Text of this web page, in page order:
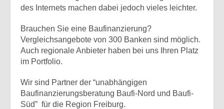
des Internets machen dabei jedoch vieles leichter.
Brauchen Sie eine Baufinanzierung?
Vergleichsangebote von 300 Banken sind möglich.
Auch regionale Anbieter haben bei uns Ihren Platz
im Portfolio.
Wir sind Partner der “unabhängigen
Baufinanzierungsberatung Baufi-Nord und Baufi-
Süd” für die Region Freiburg.